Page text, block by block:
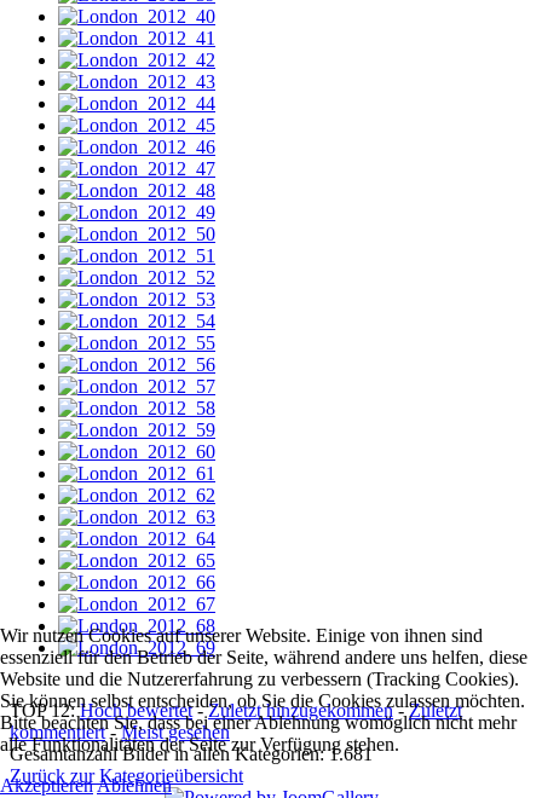
TOP 12:Hoch bewertet-Zuletzt hinzugekommen-Zuletzt
kommentiert-Meist gesehen
Gesamtanzahl Bilder in allen Kategorien: 1.681
Zurück zur Kategorieübersicht
Wir nutzen Cookies auf unserer Website. Einige von ihnen sind
essenziell für den Betrieb der Seite, während andere uns helfen, diese
Website und die Nutzererfahrung zu verbessern (Tracking Cookies).
Sie können selbst entscheiden, ob Sie die Cookies zulassen möchten.
Bitte beachten Sie, dass bei einer Ablehnung womöglich nicht mehr
alle Funktionalitäten der Seite zur Verfügung stehen.
AkzeptierenAblehnen